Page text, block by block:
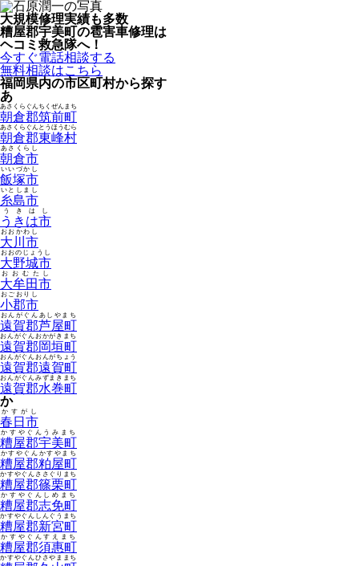
大規模修理実績も多数
糟屋郡宇美町の雹害車修理は
ヘコミ救急隊へ！
今すぐ電話相談する
無料相談はこちら
福岡県内の市区町村から探す
あ
朝倉郡筑前町
あさくらぐんちくぜんまち
朝倉郡東峰村
あさくらぐんとうほうむら
朝倉市
あさくらし
飯塚市
いいづかし
糸島市
いとしまし
うきは市
うきはし
大川市
おおかわし
大野城市
おおのじょうし
大牟田市
おおむたし
小郡市
おごおりし
遠賀郡芦屋町
おんがぐんあしやまち
遠賀郡岡垣町
おんがぐんおかがきまち
遠賀郡遠賀町
おんがぐんおんがちょう
遠賀郡水巻町
おんがぐんみずまきまち
か
春日市
かすがし
糟屋郡宇美町
かすやぐんうみまち
糟屋郡粕屋町
かすやぐんかすやまち
糟屋郡篠栗町
かすやぐんささぐりまち
糟屋郡志免町
かすやぐんしめまち
糟屋郡新宮町
かすやぐんしんぐうまち
糟屋郡須惠町
かすやぐんすえまち
かすやぐんひさやままち